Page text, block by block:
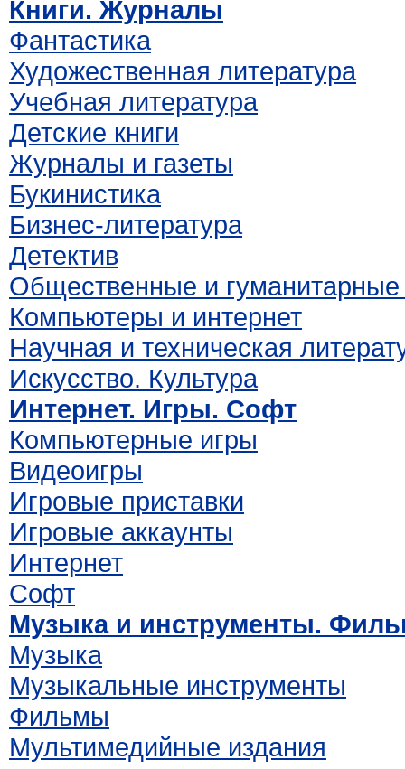
Книги. Журналы
Фантастика
Художественная литература
Учебная литература
Детские книги
Журналы и газеты
Букинистика
Бизнес-литература
Детектив
Общественные и гуманитарные
Компьютеры и интернет
Научная и техническая
Искусство. Культура
Интернет. Игры. Софт
Компьютерные игры
Видеоигры
Игровые приставки
Игровые аккаунты
Интернет
Софт
Музыка и инструменты.
Музыка
Музыкальные инструменты
Фильмы
Мультимедийные издания